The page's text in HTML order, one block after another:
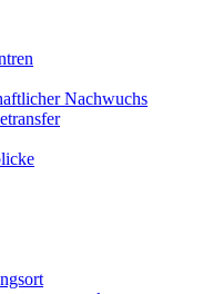
Nachwuchs